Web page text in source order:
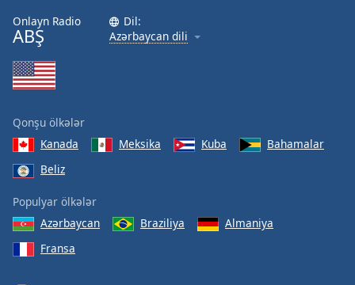
Onlayn Radio
ABŞ
Dil:
Azərbaycan dili
Qonşu ölkələr
Kanada
Meksika Kuba
Bahamalar
Beliz
Populyar ölkələr
Azərbaycan
Braziliya
Almaniya
Fransa